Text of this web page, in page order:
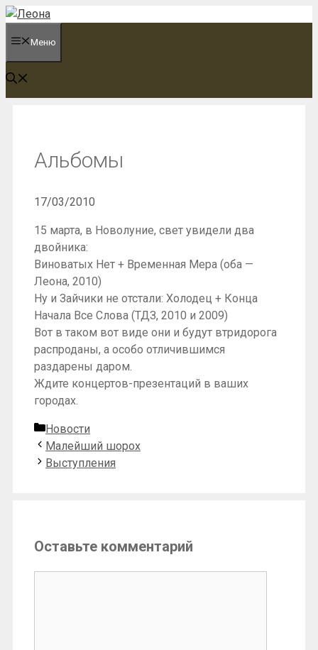
Перейти
содержимому
Меню
Альбомы
17/03/2010
15 марта, в Новолуние, свет увидели два
двойника:
Виноватых Нет + Временная Мера (оба —
Леона, 2010)
Ну и Зайчики не отстали: Холодец + Конца
Начала Все Слова (ТДЗ, 2010 и 2009)
Вот в таком вот виде они и будут втридорога
распроданы, а особо отличившимся
раздарены даром.
Ждите концертов-презентаций в ваших
городах.
Рубрики
Новости
Малейший шорох
Выступления
Оставьте комментарий